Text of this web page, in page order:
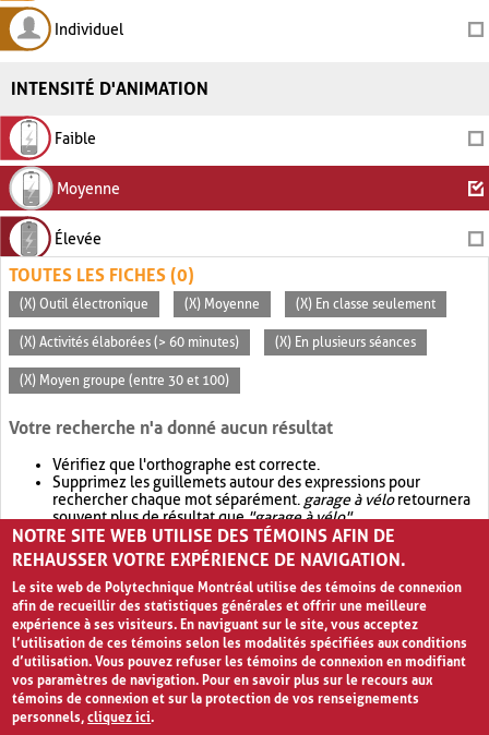
Individuel
INTENSITÉ D'ANIMATION
Faible
Moyenne
Élevée
TOUTES LES FICHES (0)
(X) Outil électronique (X) Moyenne (X) En classe seulement
(X) Activités élaborées (> 60 minutes) (X) En plusieurs séances
(X) Moyen groupe (entre 30 et 100)
Votre recherche n'a donné aucun résultat
Vérifiez que l'orthographe est correcte.
Supprimez les guillemets autour des expressions pour
rechercher chaque mot séparément. garage à véloretournera
souvent plus de résultat que"garage à vélo".
Envisagez d'élargir votre recherche avec OR.garage OR vélo
retournera souvent plus de résultat quegarage à vélo
NOTRE SITE WEB UTILISE DES TÉMOINS AFIN DE
REHAUSSER VOTRE EXPÉRIENCE DE NAVIGATION.
Le site web de Polytechnique Montréal utilise des témoins de connexion
afin de recueillir des statistiques générales et offrir une meilleure
expérience à ses visiteurs. En naviguant sur le site, vous acceptez
l’utilisation de ces témoins selon les modalités spécifiées aux conditions
d’utilisation. Vous pouvez refuser les témoins de connexion en modifiant
vos paramètres de navigation. Pour en savoir plus sur le recours aux
témoins de connexion et sur la protection de vos renseignements
personnels,cliquez ici.